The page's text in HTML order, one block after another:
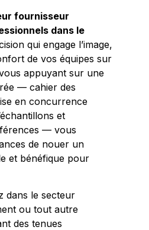
fournisseur
dans le
qui engage l’image,
de vos équipes sur
appuyant sur une
— cahier des
en concurrence
et
— vous
de nouer un
et bénéfique pour
dans le secteur
ou tout autre
des tenues